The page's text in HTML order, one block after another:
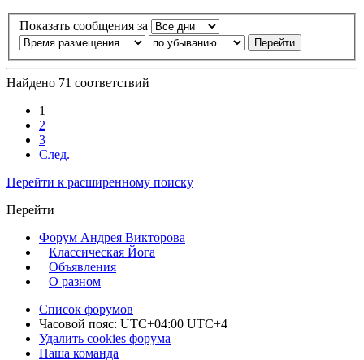
Показать сообщения за
Найдено 71 соответствий
1
2
3
След.
Перейти к расширенному поиску
Перейти
Форум Андрея Викторова
Классическая Йога
Объявления
О разном
Список форумов
Часовой пояс: UTC+04:00 UTC+4
Удалить cookies форума
Наша команда